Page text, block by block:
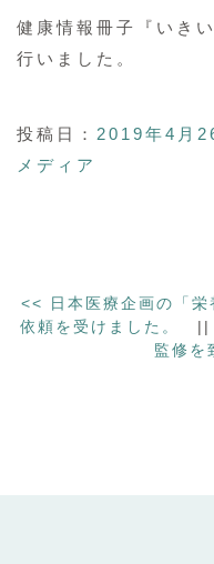
健康情報冊子『いき
行いました。
投稿日： 2019年4月
メディア
<<
日本医療企画の「
依頼を受けました。
監修を